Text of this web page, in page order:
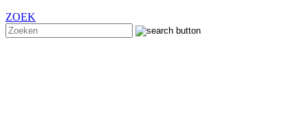
ZOEK